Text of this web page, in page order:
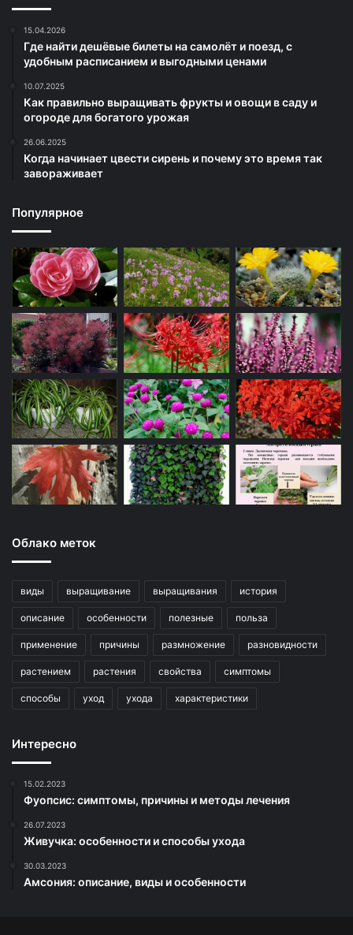
15.04.2026
Где найти дешёвые билеты на самолёт и поезд, с
удобным расписанием и выгодными ценами
10.07.2025
Как правильно выращивать фрукты и овощи в саду и
огороде для богатого урожая
26.06.2025
Когда начинает цвести сирень и почему это время так
завораживает
Популярное
Облако меток
виды выращивание выращивания история
описание особенности полезные польза
применение причины размножение разновидности
растением растения свойства симптомы
способы уход ухода характеристики
Интересно
15.02.2023
Фуопсис: симптомы, причины и методы лечения
26.07.2023
Живучка: особенности и способы ухода
30.03.2023
Амсония: описание, виды и особенности